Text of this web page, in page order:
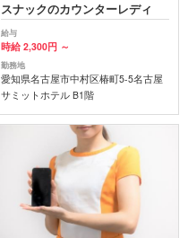
スナックのカウンターレディ
給与
時給 2,300円 ～
勤務地
愛知県名古屋市中村区椿町5-5名古屋
サミットホテル B1階